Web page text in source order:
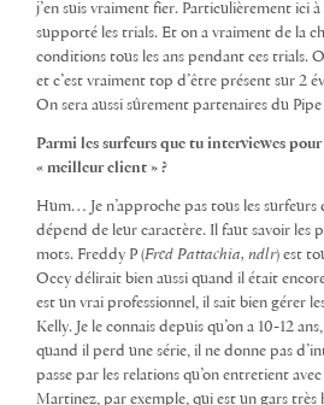
j’en suis vraiment fier. Particulièrement ici
supporté les trials. Et on a vraiment de la
conditions tous les ans pendant ces trials.
et c’est vraiment top d’être présent sur 2
On sera aussi sûrement partenaires du
Parmi les surfeurs que tu interviewes
« meilleur client » ?
Hum… Je n’approche pas tous les surfeurs
dépend de leur caractère. Il faut savoir les
mots. Freddy P (Fred Pattachia, ndlr) est
Occy délirait bien aussi quand il était
est un vrai professionnel, il sait bien gérer
Kelly. Je le connais depuis qu’on a 10-12
quand il perd une série, il ne donne pas
passe par les relations qu’on entretient
Martinez, par exemple, qui est un gars très